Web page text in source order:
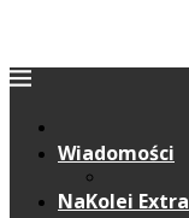
Wiadomości
NaKolei Extra